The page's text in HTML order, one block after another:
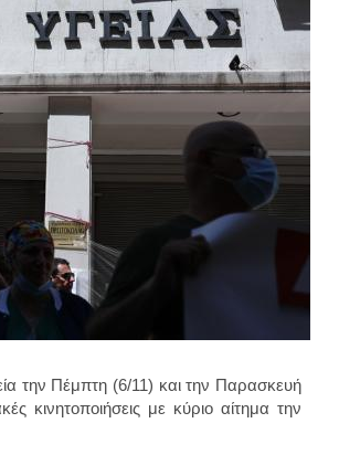
την Πέμπτη (6/11) και την Παρασκευή
κινητοποιήσεις με κύριο αίτημα την